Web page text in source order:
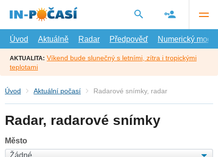
hlavní
Úvod
Aktuálně Radar Předpověď Numerický model
AKTUALITA: Víkend bude slunečný s letními, zítra i tropickými
teplotami
Úvod Aktuální počasí Radarové snímky, radar
Radar, radarové snímky
Město